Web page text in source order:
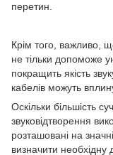
перетин.
Крім того, важливо,
не тільки допоможе
покращить якість
кабелів можуть
Оскільки більшість
звуковідтворення
розташовані на
визначити